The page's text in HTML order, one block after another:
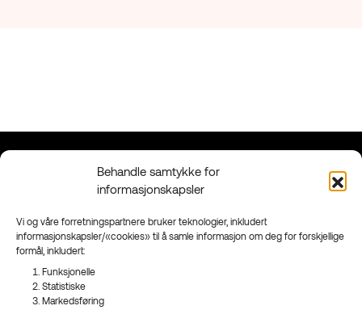
Behandle samtykke for
informasjonskapsler
Vi og våre forretningspartnere bruker teknologier, inkludert
informasjonskapsler/«cookies» til å samle informasjon om deg for forskjellige
formål, inkludert:
Funksjonelle
Statistiske
Markedsføring
Grenland
Sandefjord
Ringveien 206,
3223 Sandefjord